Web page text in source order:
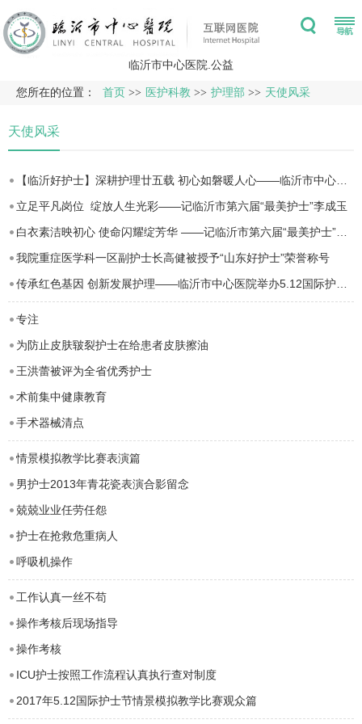
临沂市中心医院.公益
您所在的位置： 首页 >> 医护科教 >> 护理部 >> 天使风采
天使风采
立足平凡岗位 绽放人生光彩——记临沂市第六届“最美护士”李成玉
我院重症医学科一区副护士长高健被授予“山东好护士”荣誉称号
专注
为防止皮肤皲裂护士在给患者皮肤擦油
王洪蕾被评为全省优秀护士
术前集中健康教育
手术器械清点
情景模拟教学比赛表演篇
男护士2013年青花瓷表演合影留念
兢兢业业任劳任怨
护士在抢救危重病人
呼吸机操作
工作认真一丝不苟
操作考核后现场指导
操作考核
ICU护士按照工作流程认真执行查对制度
2017年5.12国际护士节情景模拟教学比赛观众篇